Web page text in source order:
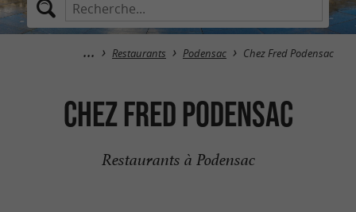
Restaurants Podensac Chez Fred Podensac
Chez Fred Podensac
Restaurants à Podensac